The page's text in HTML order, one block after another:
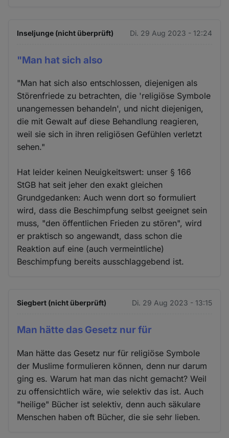
Inseljunge (nicht überprüft) Di. 29 Aug 2023 - 12:24
"Man hat sich also
"Man hat sich also entschlossen, diejenigen als
Störenfriede zu betrachten, die 'religiöse Symbole
unangemessen behandeln', und nicht diejenigen,
die mit Gewalt auf diese Behandlung reagieren,
weil sie sich in ihren religiösen Gefühlen verletzt
sehen."
Hat leider keinen Neuigkeitswert: unser § 166
StGB hat seit jeher den exakt gleichen
Grundgedanken: Auch wenn dort so formuliert
wird, dass die Beschimpfung selbst geeignet sein
muss, "den öffentlichen Frieden zu stören", wird
er praktisch so angewandt, dass schon die
Reaktion auf eine (auch vermeintliche)
Beschimpfung bereits ausschlaggebend ist.
Siegbert (nicht überprüft) Di. 29 Aug 2023 - 13:15
Man hätte das Gesetz nur für
Man hätte das Gesetz nur für religiöse Symbole
der Muslime formulieren können, denn nur darum
ging es. Warum hat man das nicht gemacht? Weil
zu offensichtlich wäre, wie selektiv das ist. Auch
"heilige" Bücher ist selektiv, denn auch säkulare
Menschen haben oft Bücher, die sie sehr lieben.